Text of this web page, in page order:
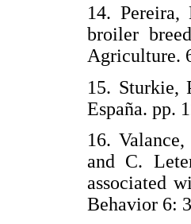
14.
broiler
15. Sturkie,
España.
16.
and C.
associated
Behavior